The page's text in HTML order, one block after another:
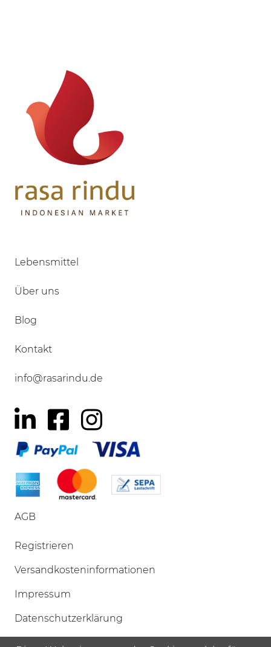
Lebensmittel
Über uns
Blog
Kontakt
info@rasarindu.de
AGB
Navigation
überspringen
Registrieren
Versandkosteninformationen
Impressum
Datenschutzerklärung